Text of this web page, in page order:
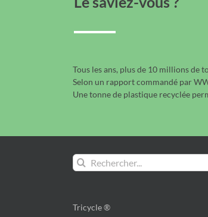
Tous les ans, plus de 10 millions de
Selon un rapport commandé par
Une tonne de plastique recyclée
Rechercher:
Tricycle ®